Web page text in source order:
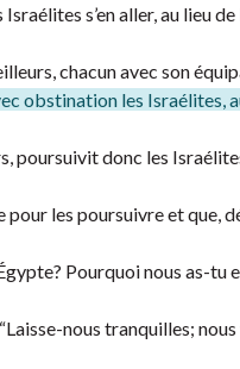
s’en aller, au lieu
chacun avec son
obstination les
poursuivit donc les
les poursuivre et que,
Pourquoi nous as-tu
nous tranquilles;